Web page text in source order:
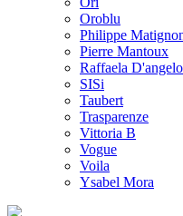
Oroblu
Philippe
Pierre Mantoux
Raffaela D'angelo
SISi
Taubert
Trasparenze
Vittoria B
Vogue
Voila
Ysabel Mora